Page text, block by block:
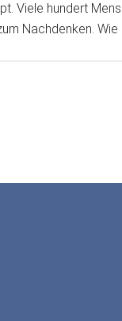
Viele hundert
Nachdenken.